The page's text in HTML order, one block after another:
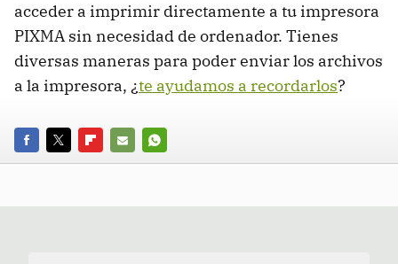
acceder a imprimir directamente a tu impresora
PIXMA sin necesidad de ordenador. Tienes
diversas maneras para poder enviar los archivos
a la impresora, ¿te ayudamos a recordarlos?
FACEBOOK
TWITTERFLIPBOARD
E-
WHATSAPP